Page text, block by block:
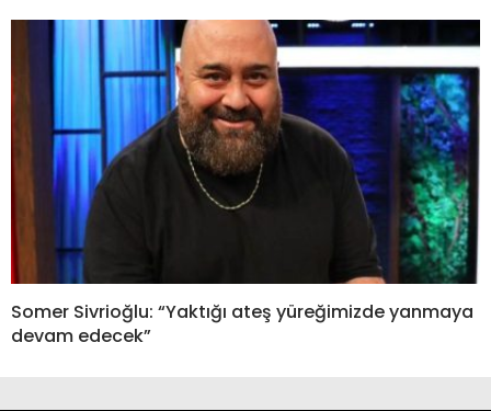
Somer Sivrioğlu: “Yaktığı ateş yüreğimizde yanmaya
devam edecek”